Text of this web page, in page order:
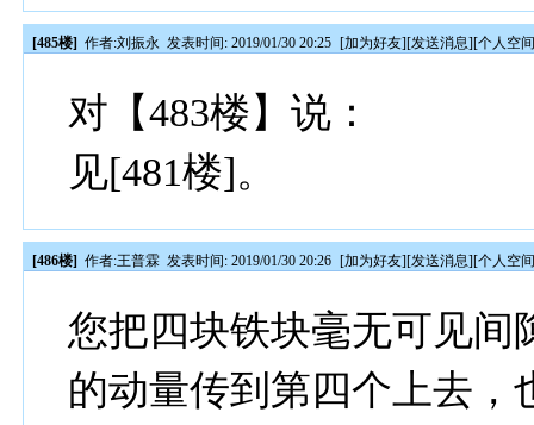
[485楼] 作者:刘振永 发表时间: 2019/01/30 20:25 [加为好友][发送消息][个人空
对【483楼】说：
见[481楼]。
[486楼] 作者:王普霖 发表时间: 2019/01/30 20:26 [加为好友][发送消息][个人空
您把四块铁块毫无可见间
的动量传到第四个上去，